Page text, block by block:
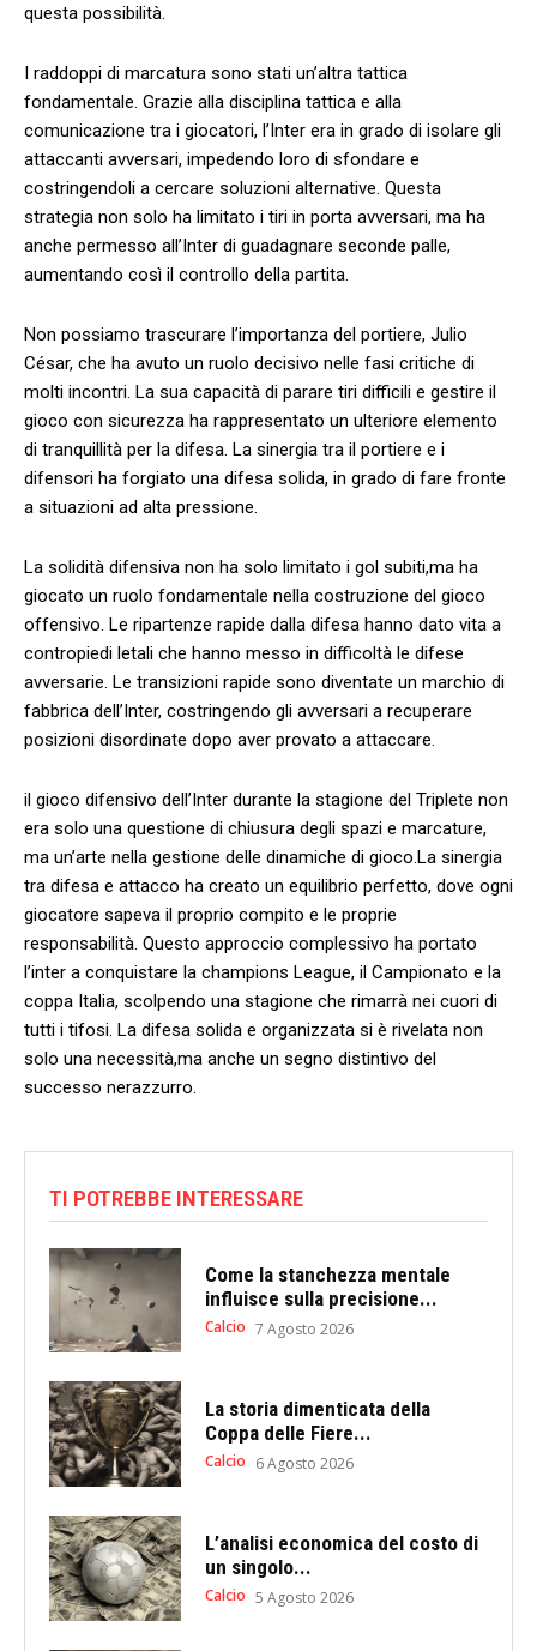
questa possibilità.
I raddoppi di marcatura sono stati un’altra tattica
fondamentale. Grazie alla disciplina tattica e⁣ alla
comunicazione tra i giocatori, l’Inter era ⁢in grado di isolare gli
attaccanti avversari, impedendo loro di sfondare e
costringendoli a cercare soluzioni alternative. Questa
strategia non solo ha limitato i ​tiri in porta avversari, ma ha
⁢anche permesso all’Inter di guadagnare⁢ seconde palle,
aumentando così il controllo della partita.
Non possiamo trascurare l’importanza del portiere, Julio
César, che ha avuto un ruolo⁣ decisivo nelle fasi critiche di
molti incontri. La sua capacità di parare tiri difficili e gestire il
gioco con ​sicurezza ha rappresentato un ulteriore elemento
di tranquillità per la difesa. La sinergia tra il portiere e i
difensori ha forgiato una difesa solida, in grado di fare fronte
a situazioni ad alta pressione.
La solidità difensiva non ha solo limitato i gol subiti,ma ha
giocato un ruolo fondamentale nella costruzione del gioco
offensivo. Le ripartenze ‍rapide dalla difesa⁣ hanno ⁣dato vita a
contropiedi letali che⁣ hanno messo in difficoltà⁣ le difese
avversarie. Le transizioni rapide sono diventate un marchio di
fabbrica ⁣dell’Inter, ⁢costringendo gli avversari⁢ a recuperare
posizioni disordinate dopo aver provato a attaccare.
il gioco difensivo dell’Inter durante la stagione del Triplete non
era solo una questione ⁣di chiusura degli spazi e marcature,
ma un’arte nella⁣ gestione delle dinamiche di gioco.La ⁤sinergia
tra difesa e attacco ha creato un equilibrio perfetto, dove ogni
giocatore sapeva il proprio compito e le proprie
responsabilità. Questo approccio complessivo ha portato
l’inter a conquistare la‌ champions League, il Campionato e la
⁣coppa Italia, scolpendo una stagione che⁢ rimarrà⁢ nei cuori di
tutti i tifosi. La difesa ‌solida e organizzata si ​è rivelata ‍non
solo una necessità,ma anche un segno distintivo del
successo nerazzurro.
TI POTREBBE INTERESSARE
Come la stanchezza mentale
influisce sulla precisione...
Calcio 7 Agosto 2026
La storia dimenticata della
Coppa delle Fiere...
Calcio 6 Agosto 2026
L’analisi economica del costo di
un singolo...
Calcio 5 Agosto 2026